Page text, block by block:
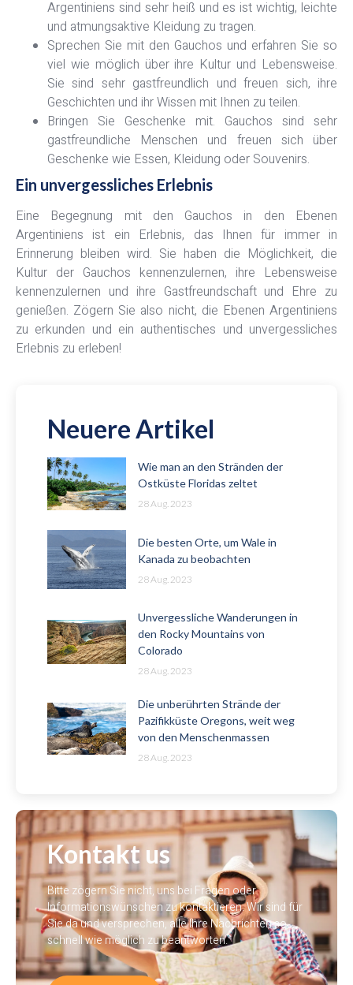
Argentiniens sind sehr heiß und es ist wichtig, leichte
und atmungsaktive Kleidung zu tragen.
Sprechen Sie mit den Gauchos und erfahren Sie so
viel wie möglich über ihre Kultur und Lebensweise.
Sie sind sehr gastfreundlich und freuen sich, ihre
Geschichten und ihr Wissen mit Ihnen zu teilen.
Bringen Sie Geschenke mit. Gauchos sind sehr
gastfreundliche Menschen und freuen sich über
Geschenke wie Essen, Kleidung oder Souvenirs.
Ein unvergessliches Erlebnis
Eine Begegnung mit den Gauchos in den Ebenen
Argentiniens ist ein Erlebnis, das Ihnen für immer in
Erinnerung bleiben wird. Sie haben die Möglichkeit, die
Kultur der Gauchos kennenzulernen, ihre Lebensweise
kennenzulernen und ihre Gastfreundschaft und Ehre zu
genießen. Zögern Sie also nicht, die Ebenen Argentiniens
zu erkunden und ein authentisches und unvergessliches
Erlebnis zu erleben!
Neuere Artikel
Wie man an den Stränden der
Ostküste Floridas zeltet
28 Aug. 2023
Die besten Orte, um Wale in
Kanada zu beobachten
28 Aug. 2023
Unvergessliche Wanderungen in
den Rocky Mountains von
Colorado
28 Aug. 2023
Die unberührten Strände der
Pazifikküste Oregons, weit weg
von den Menschenmassen
28 Aug. 2023
Kontakt us
Bitte zögern Sie nicht, uns bei Fragen oder
Informationswünschen zu kontaktieren. Wir sind für
Sie da und versprechen, alle Ihre Nachrichten so
schnell wie möglich zu beantworten.